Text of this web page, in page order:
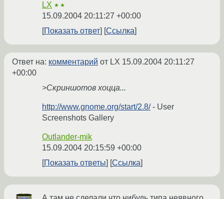
LX ★★
15.09.2004 20:11:27 +00:00
Показать ответ
Ссылка
Ответ на: комментарий от LX 15.09.2004 20:11:27
+00:00
>Скриншотов хоцца...
http://www.gnome.org/start/2.8/- User
Screenshots Gallery
Outlander-mik
15.09.2004 20:15:59 +00:00
Показать ответы
Ссылка